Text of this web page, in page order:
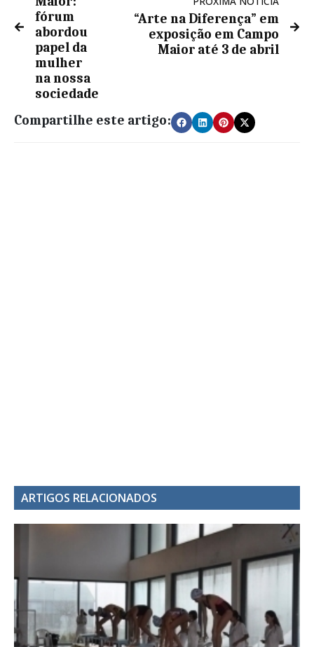
fórum
abordou
papel da
mulher
na nossa
sociedade
“Arte na Diferença” em
exposição em Campo
Maior até 3 de abril
Compartilhe este artigo:
ARTIGOS RELACIONADOS